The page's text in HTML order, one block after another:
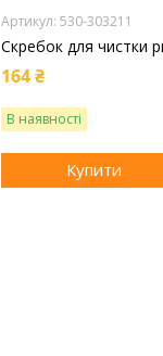
530-303211
Скребок для чистки
164 ₴
В наявності
Купити